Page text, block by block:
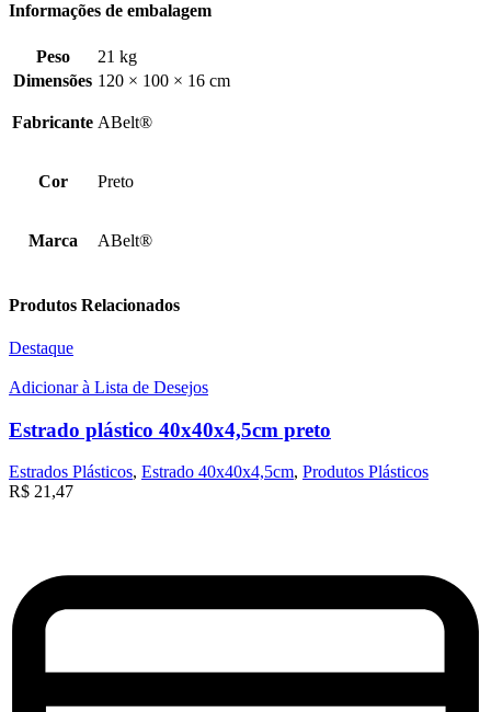
Informações de embalagem
Peso
21 kg
Dimensões 120 × 100 × 16 cm
Fabricante ABelt®
Cor Preto
Marca ABelt®
Produtos Relacionados
Destaque
Adicionar à Lista de Desejos
Estrado plástico 40x40x4,5cm preto
Estrados Plásticos, Estrado 40x40x4,5cm, Produtos Plásticos
R$ 21,47